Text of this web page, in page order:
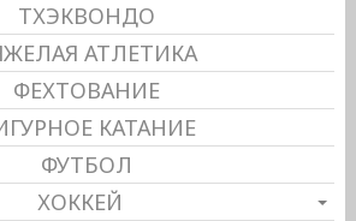
ТХЭКВОНДО
АТЛЕТИКА
ФЕХТОВАНИЕ
КАТАНИЕ
ФУТБОЛ
ХОККЕЙ